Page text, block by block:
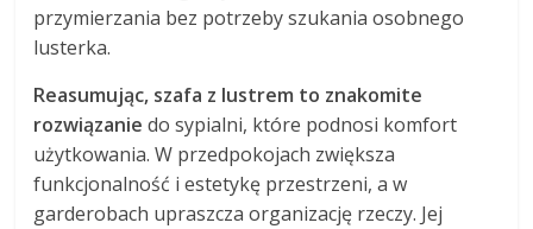
przymierzania bez potrzeby szukania osobnego
lusterka.
Reasumując, szafa z lustrem to znakomite
rozwiązanie do sypialni, które podnosi komfort
użytkowania. W przedpokojach zwiększa
funkcjonalność i estetykę przestrzeni, a w
garderobach upraszcza organizację rzeczy. Jej